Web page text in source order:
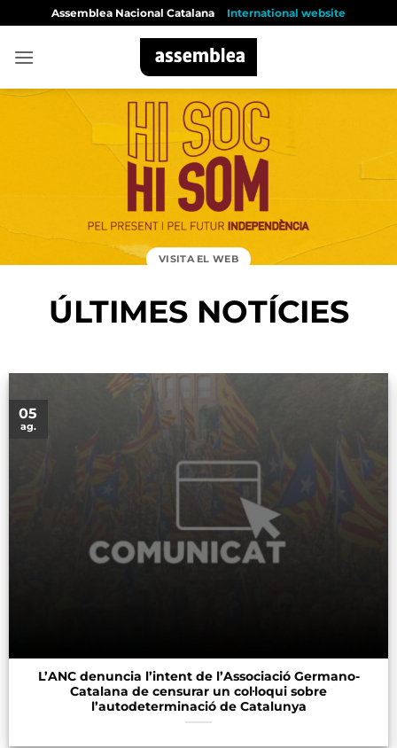
content
Assemblea Nacional Catalana International website
VISITA EL WEB
ÚLTIMES NOTÍCIES
L’ANC denuncia l’intent de l’Associació Germano-
Catalana de censurar un col·loqui sobre
l’autodeterminació de Catalunya
05
ag.